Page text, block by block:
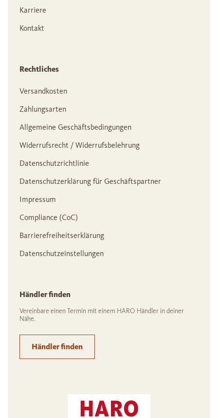
Karriere
Kontakt
Rechtliches
Versandkosten
Zahlungsarten
Allgemeine Geschäftsbedingungen
Widerrufsrecht / Widerrufsbelehrung
Datenschutzrichtlinie
Datenschutzerklärung für Geschäftspartner
Impressum
Compliance (CoC)
Barrierefreiheitserklärung
Datenschutzeinstellungen
Händler finden
Vereinbare einen Termin mit einem HARO Händler in deiner
Nähe.
Händler finden